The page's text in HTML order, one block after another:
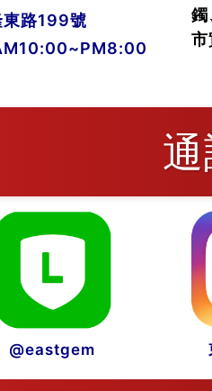
東路199號
鐲
市
@eastgem